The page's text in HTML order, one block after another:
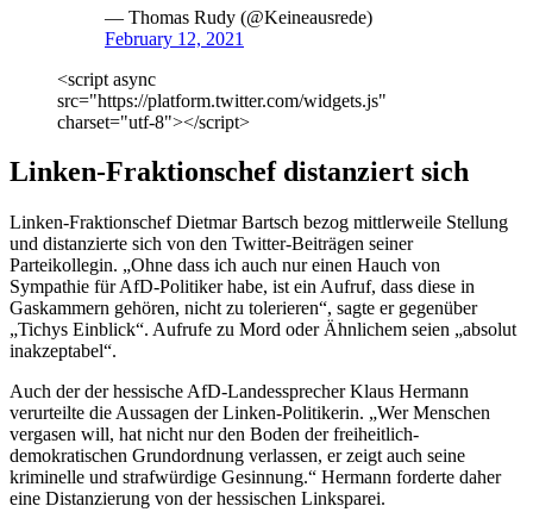
— Thomas Rudy (@Keineausrede)
February 12, 2021
<script async
src="https://platform.twitter.com/widgets.js"
charset="utf-8"></script>
Linken-Fraktionschef distanziert sich
Linken-Fraktionschef Dietmar Bartsch bezog mittlerweile Stellung
und distanzierte sich von den Twitter-Beiträgen seiner
Parteikollegin. „Ohne dass ich auch nur einen Hauch von
Sympathie für AfD-Politiker habe, ist ein Aufruf, dass diese in
Gaskammern gehören, nicht zu tolerieren“, sagte er gegenüber
„Tichys Einblick“. Aufrufe zu Mord oder Ähnlichem seien „absolut
inakzeptabel“.
Auch der der hessische AfD-Landessprecher Klaus Hermann
verurteilte die Aussagen der Linken-Politikerin. „Wer Menschen
vergasen will, hat nicht nur den Boden der freiheitlich-
demokratischen Grundordnung verlassen, er zeigt auch seine
kriminelle und strafwürdige Gesinnung.“ Hermann forderte daher
eine Distanzierung von der hessischen Linksparei.